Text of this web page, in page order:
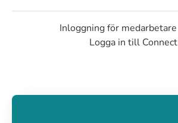
Inloggning för medarbetare
Logga in till Connect